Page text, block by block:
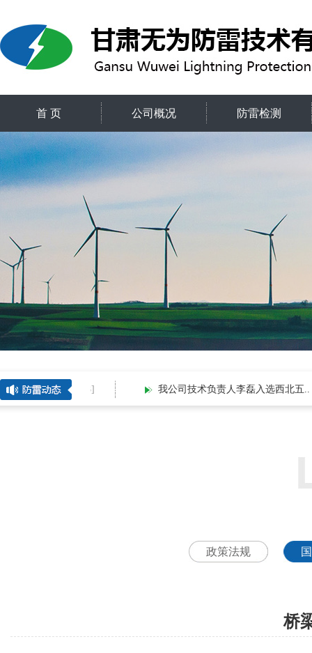
首 页 公司概况 防雷检测
2026-08-04[ 我公司技术负责人李磊入选西北五..
政策法规
桥